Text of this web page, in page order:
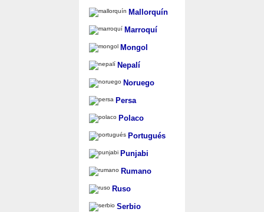
Mallorquín
Marroquí
Mongol
Nepalí
Noruego
Persa
Polaco
Portugués
Punjabi
Rumano
Ruso
Serbio